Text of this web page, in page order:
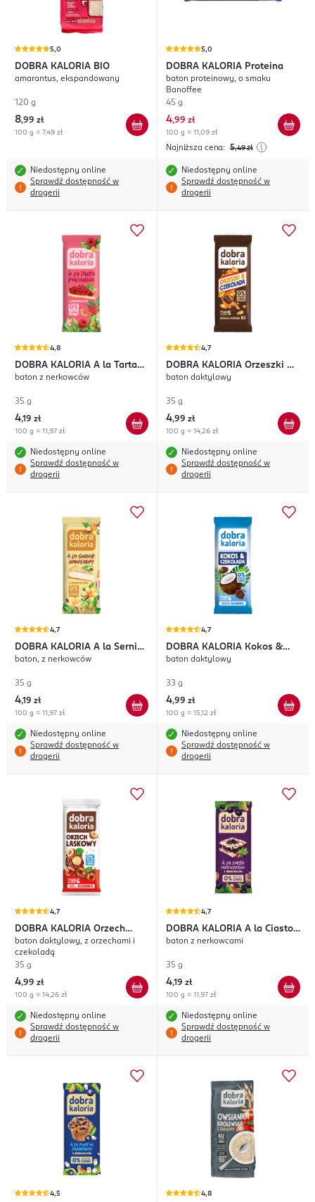
5,0
DOBRA KALORIA BIO
amarantus, ekspandowany
120 g
8,99 zł
100 g = 7,49 zł
Niedostępny online
Sprawdź dostępność w
drogerii
5,0
DOBRA KALORIA Proteina
baton proteinowy, o smaku
Banoffee
45 g
4,99 zł
100 g = 11,09 zł
Najniższa cena: 5,49 zł
Niedostępny online
Sprawdź dostępność w
drogerii
4,8
DOBRA KALORIA A la Tarta
Malinowa
baton z nerkowców
35 g
4,19 zł
100 g = 11,97 zł
Niedostępny online
Sprawdź dostępność w
drogerii
4,7
DOBRA KALORIA Orzeszki &
Czekolada
baton daktylowy
35 g
4,99 zł
100 g = 14,26 zł
Niedostępny online
Sprawdź dostępność w
drogerii
4,7
DOBRA KALORIA A la Sernik
Waniliowy
baton, z nerkowców
35 g
4,19 zł
100 g = 11,97 zł
Niedostępny online
Sprawdź dostępność w
drogerii
4,7
DOBRA KALORIA Kokos &
Czekolada
baton daktylowy
33 g
4,99 zł
100 g = 15,12 zł
Niedostępny online
Sprawdź dostępność w
drogerii
4,7
DOBRA KALORIA Orzech
Laskowy
baton daktylowy, z orzechami i
czekoladą
35 g
4,99 zł
100 g = 14,26 zł
Niedostępny online
Sprawdź dostępność w
drogerii
4,7
DOBRA KALORIA A la Ciasto
Porzeczkowe
baton z nerkowcami
35 g
4,19 zł
100 g = 11,97 zł
Niedostępny online
Sprawdź dostępność w
drogerii
4,5 4,8